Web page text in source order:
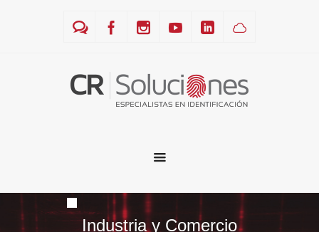
Industria y Comercio